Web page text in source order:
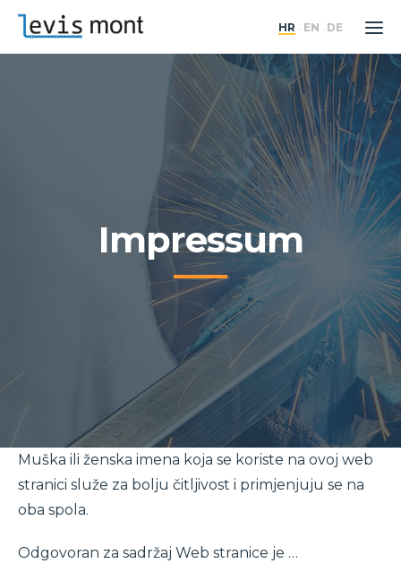
HR EN DE
Impressum
Muška ili ženska imena koja se koriste na ovoj web
stranici služe za bolju čitljivost i primjenjuju se na
oba spola.
Odgovoran za sadržaj Web stranice je …